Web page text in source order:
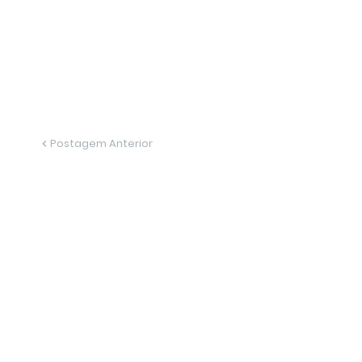
Postagem Anterior